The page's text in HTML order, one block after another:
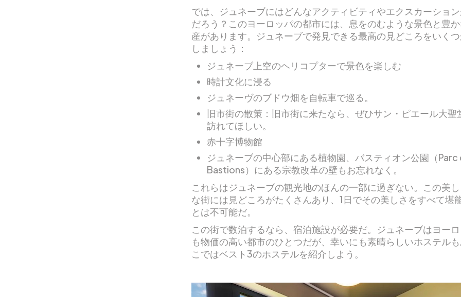
では、ジュネーブにはどんなアクティビティやエクスカーショ
だろう？このヨーロッパの都市には、息をのむような景色と豊
産があります。ジュネーブで発見できる最高の見どころをいく
しましょう：
ジュネーブ上空のヘリコプターで景色を楽しむ
時計文化に浸る
ジュネーヴのブドウ畑を自転車で巡る。
旧市街の散策：旧市街に来たなら、ぜひサン・ピエール大聖
訪れてほしい。
赤十字博物館
ジュネーブの中心部にある植物園、バスティオン公園（Parc
Bastions）にある宗教改革の壁もお忘れなく。
これらはジュネーブの観光地のほんの一部に過ぎない。この美
な街には見どころがたくさんあり、1日でその美しさをすべて堪
とは不可能だ。
この街で数泊するなら、宿泊施設が必要だ。ジュネーブはヨー
も物価の高い都市のひとつだが、幸いにも素晴らしいホステル
こではベスト3のホステルを紹介しよう。